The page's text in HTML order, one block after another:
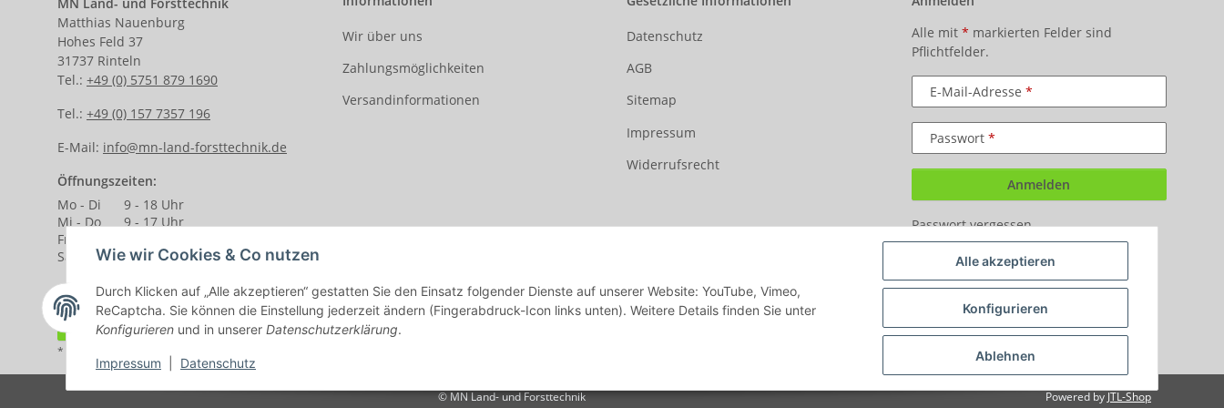
Alle akzeptieren
Konfigurieren
Ablehnen
Wie wir Cookies & Co nutzen
Durch Klicken auf „Alle akzeptieren“ gestatten Sie den Einsatz folgender Dienste auf unserer Website: YouTube, Vimeo,
ReCaptcha. Sie können die Einstellung jederzeit ändern (Fingerabdruck-Icon links unten). Weitere Details finden Sie unter
Konfigurieren und in unserer Datenschutzerklärung.
Impressum Datenschutz
MN Land- und Forsttechnik
Matthias Nauenburg
Hohes Feld 37
31737 Rinteln
Tel.: +49 (0) 5751 879 1690
Tel.: +49 (0) 157 7357 196
E-Mail: info@mn-land-forsttechnik.de
Öffnungszeiten:
Mo - Di
9 - 18 Uhr
Mi - Do
9 - 17 Uhr
Fr.
Sa.
9 - 13 Uhr
Wir über uns
Zahlungsmöglichkeiten
Versandinformationen
Datenschutz
AGB
Sitemap
Impressum
Widerrufsrecht
Alle mit * markierten Felder sind
Pflichtfelder.
E-Mail-Adresse
Passwort
Anmelden
Passwort vergessen
Vertrag widerrufen
* Alle Preise inkl. gesetzlicher USt., zzgl.
© MN Land- und Forsttechnik Powered by JTL-Shop